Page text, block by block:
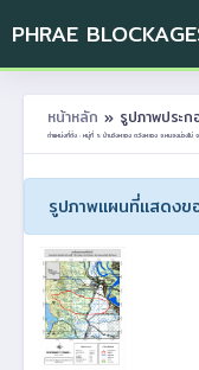
PHRAE
หน้าหลัก » รูปภาพประ
ตำแหน่งที่ตั้ง : หมู่ที่ 5 บ้านวังหลวง ต.วังหลวง อ.หนองม่วงไข่ จ
รูปภาพแผนที่แสดงข